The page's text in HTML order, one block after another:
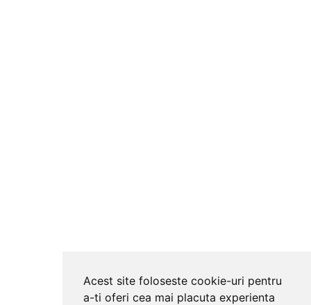
Acest site foloseste cookie-uri pentru
a-ti oferi cea mai placuta experienta